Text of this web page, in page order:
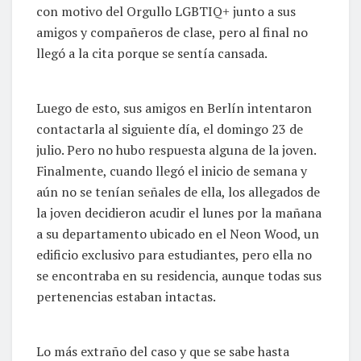
con motivo del Orgullo LGBTIQ+ junto a sus
amigos y compañeros de clase, pero al final no
llegó a la cita porque se sentía cansada.
Luego de esto, sus amigos en Berlín intentaron
contactarla al siguiente día, el domingo 23 de
julio. Pero no hubo respuesta alguna de la joven.
Finalmente, cuando llegó el inicio de semana y
aún no se tenían señales de ella, los allegados de
la joven decidieron acudir el lunes por la mañana
a su departamento ubicado en el Neon Wood, un
edificio exclusivo para estudiantes, pero ella no
se encontraba en su residencia, aunque todas sus
pertenencias estaban intactas.
Lo más extraño del caso y que se sabe hasta